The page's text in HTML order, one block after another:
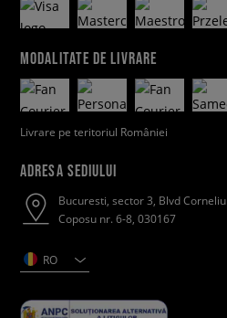
MODALITATE DE LIVRARE
Livrare pe teritoriul României
ADRESA SEDIULUI
Bucuresti, sector 3, Blvd Corneliu
Coposu nr. 6-8, 030167
RO